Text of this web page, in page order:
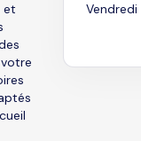
Vendredi
et